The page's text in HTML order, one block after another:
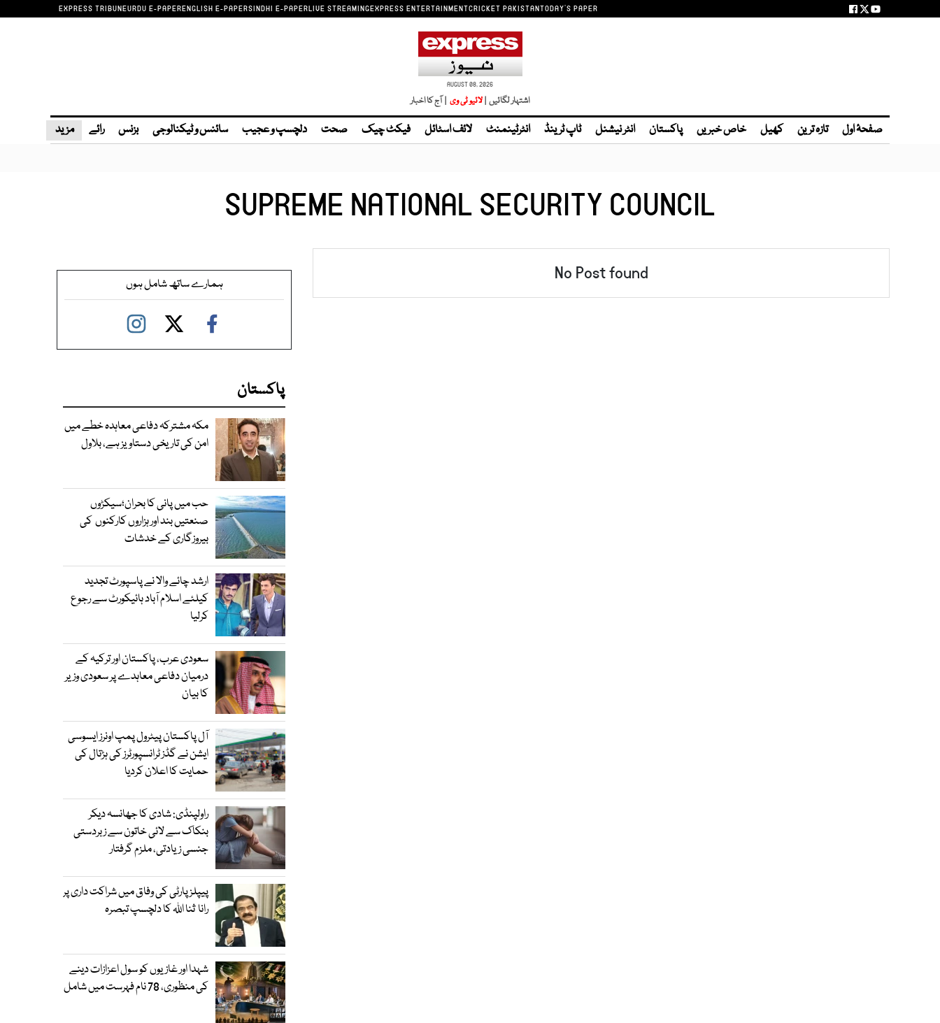
EXPRESS TRIBUNEURDU E-PAPERENGLISH E-PAPERSINDHI E-PAPERLIVE STREAMINGEXPRESS ENTERTAINMENTCRICKET PAKISTANTODAY'S PAPER
AUGUST 08, 2026
اشتہار لگائیں | | آج کا اخبار
صفحۂ اول تازہ ترین کھیل خاص خبریں پاکستان انٹر نیشنل ٹاپ ٹرینڈ انٹرٹینمنٹ لائف اسٹائل فیکٹ چیک صحت دلچسپ و عجیب سائنس و ٹیکنالوجی بزنس رائے مزید
SUPREME NATIONAL SECURITY COUNCIL
No Post found ہمارے ساتھ شامل ہوں
پاکستان
مکہ مشترکہ دفاعی معاہدہ خطے میں
امن کی تاریخی دستاویز ہے، بلاول
حب میں پانی کا بحران؛سیکڑوں
صنعتیں بند اور ہزاروں کارکنوں کی
بیروزگاری کے خدشات
ارشد چائے والا نے پاسپورٹ تجدید
کیلئے اسلام آباد ہائیکورٹ سے رجوع
کرلیا
سعودی عرب، پاکستان اور ترکیہ کے
درمیان دفاعی معاہدے پر سعودی وزیر
کا بیان
آل پاکستان پیٹرول پمپ اونرز ایسوسی
ایشن نے گڈز ٹرانسپورٹرز کی ہڑتال کی
حمایت کا اعلان کردیا
راولپنڈی: شادی کا جھانسہ دیکر
بنکاک سے لائی خاتون سے زبردستی
جنسی زیادتی، ملزم گرفتار
پیپلز پارٹی کی وفاق میں شراکت داری پر
رانا ثنا اللہ کا دلچسپ تبصرہ
شہدا اور غازیوں کو سول اعزازات دینے
کی منظوری، 78 نام فہرست میں شامل